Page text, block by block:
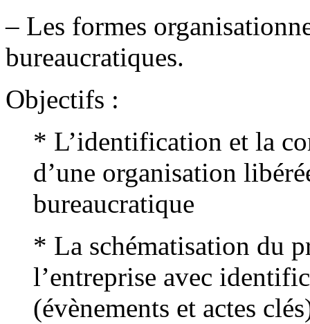
– Les formes
bureaucratiques.
Objectifs :
* L’identification et la
d’une organisation
bureaucratique
* La schématisation du
l’entreprise avec
(évènements et actes